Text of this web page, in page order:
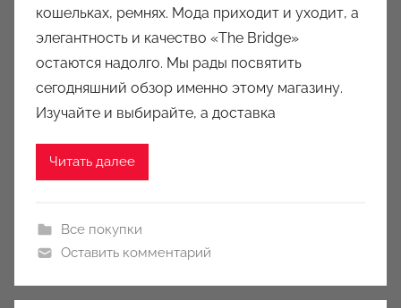
м
a
u
k
c
кошельках, ремнях. Мода приходит и уходит, а
элегантность и качество «The Bridge»
остаются надолго. Мы рады посвятить
сегодняшний обзор именно этому магазину.
Изучайте и выбирайте, а доставка
Читать далее
Все покупки
Оставить комментарий